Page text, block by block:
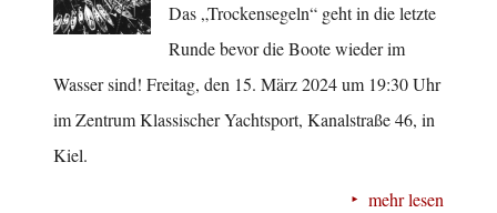
Das „Trockensegeln“ geht in die letzte
Runde bevor die Boote wieder im
Wasser sind! Freitag, den 15. März 2024 um 19:30 Uhr
im Zentrum Klassischer Yachtsport, Kanalstraße 46, in
Kiel.
mehr lesen